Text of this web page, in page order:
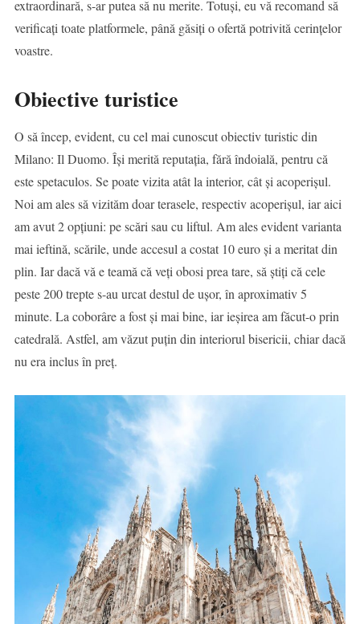
extraordinară, s-ar putea să nu merite. Totuși, eu vă recomand să
verificați toate platformele, până găsiți o ofertă potrivită cerințelor
voastre.
Obiective turistice
O să încep, evident, cu cel mai cunoscut obiectiv turistic din
Milano: Il Duomo. Își merită reputația, fără îndoială, pentru că
este spetaculos. Se poate vizita atât la interior, cât și acoperișul.
Noi am ales să vizităm doar terasele, respectiv acoperișul, iar aici
am avut 2 opțiuni: pe scări sau cu liftul. Am ales evident varianta
mai ieftină, scările, unde accesul a costat 10 euro și a meritat din
plin. Iar dacă vă e teamă că veți obosi prea tare, să știți că cele
peste 200 trepte s-au urcat destul de ușor, în aproximativ 5
minute. La coborâre a fost și mai bine, iar ieșirea am făcut-o prin
catedrală. Astfel, am văzut puțin din interiorul bisericii, chiar dacă
nu era inclus în preț.